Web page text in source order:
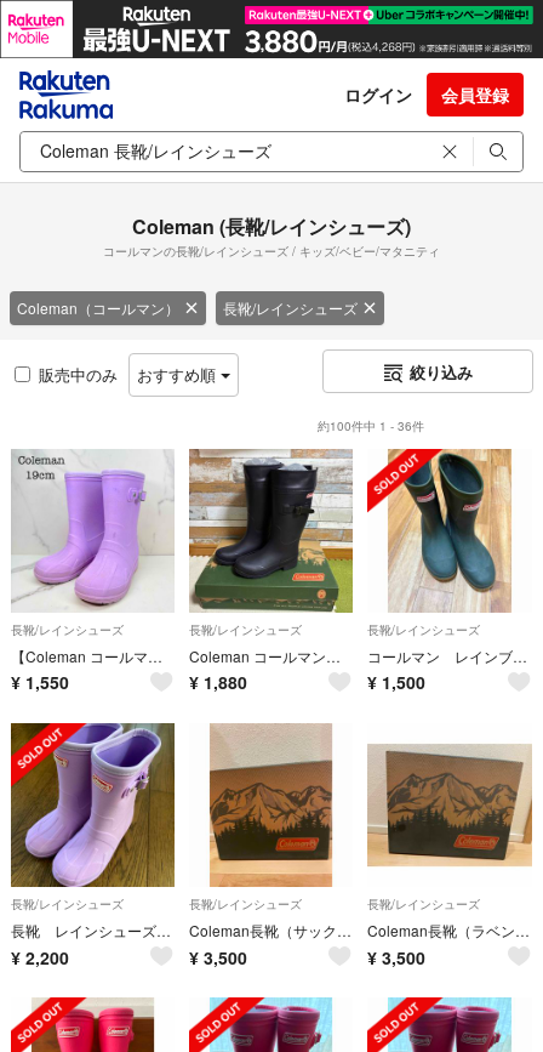
ログイン 会員登録
Coleman (長靴/レインシューズ)
コールマンの長靴/レインシューズ / キッズ/ベビー/マタニティ
Coleman（コールマン） 長靴/レインシューズ
販売中のみ おすすめ順 絞り込み
約100件中 1 - 36件
長靴/レインシューズ
【Coleman コールマン】レインブーツ長靴 パープル 19cm キッズ 女児
¥ 1,550
長靴/レインシューズ
Coleman コールマン 長靴 レインブーツ ２２.０
¥ 1,880
長靴/レインシューズ
コールマン レインブーツ
¥ 1,500
長靴/レインシューズ
長靴 レインシューズ 20センチ Coleman
¥ 2,200
長靴/レインシューズ
Coleman長靴（サックス色）
¥ 3,500
長靴/レインシューズ
Coleman長靴（ラベンダー）
¥ 3,500